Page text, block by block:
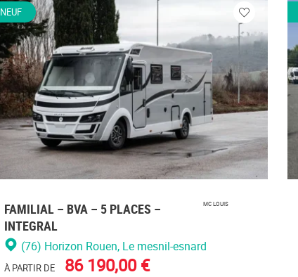
NEUF
Veuillez
vous
connecter
FAMILIAL – BVA – 5 PLACES –
INTEGRAL
MC LOUIS
(76) Horizon Rouen, Le mesnil-esnard
À PARTIR DE 86 190,00 €